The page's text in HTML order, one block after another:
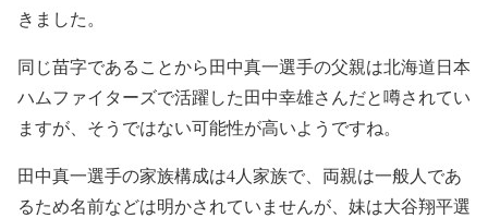
きました。
同じ苗字であることから田中真一選手の父親は北海道日本
ハムファイターズで活躍した田中幸雄さんだと噂されてい
ますが、そうではない可能性が高いようですね。
田中真一選手の家族構成は4人家族で、両親は一般人であ
るため名前などは明かされていませんが、妹は大谷翔平選